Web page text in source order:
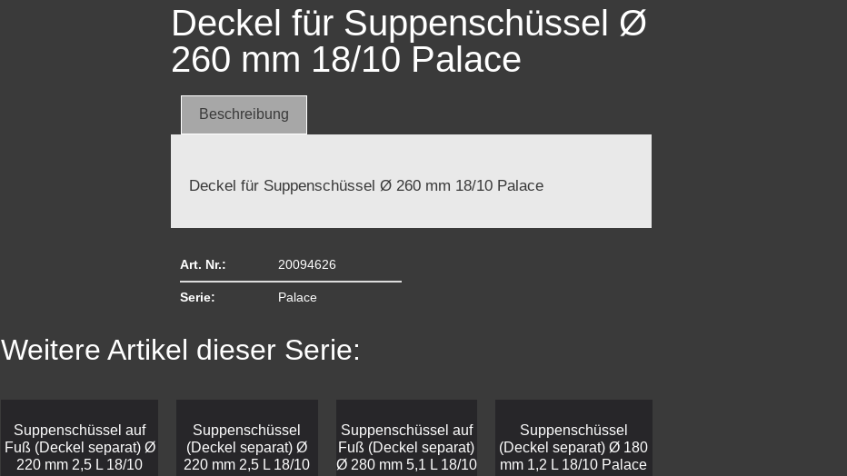
Deckel für Suppenschüssel Ø
260 mm 18/10 Palace
Beschreibung
Deckel für Suppenschüssel Ø 260 mm 18/10 Palace
Art. Nr.: 20094626
Serie: Palace
Weitere Artikel dieser Serie:
Suppenschüssel auf
Fuß (Deckel separat) Ø
220 mm 2,5 L 18/10
Suppenschüssel
(Deckel separat) Ø
220 mm 2,5 L 18/10
Suppenschüssel auf
Fuß (Deckel separat)
Ø 280 mm 5,1 L 18/10
Suppenschüssel
(Deckel separat) Ø 180
mm 1,2 L 18/10 Palace